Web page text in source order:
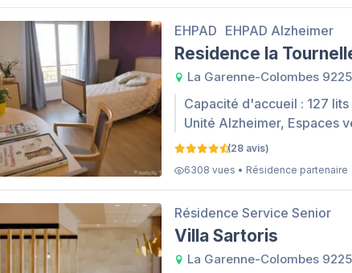
EHPAD EHPAD Alzheimer
Residence la
La Garenne-Colombes
Capacité d'accueil : 127 lits
Unité Alzheimer, Espaces
(28 avis)
6308 vues • Résidence partenaire
Résidence Service Senior
Villa Sartoris
La Garenne-Colombes